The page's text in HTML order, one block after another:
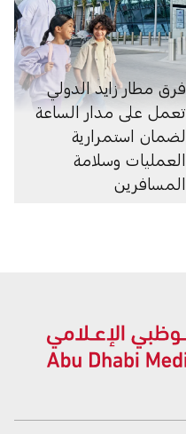
فرق مطار زايد الدولي
تعمل على مدار الساعة
لضمان استمرارية
العمليات وسلامة
المسافرين